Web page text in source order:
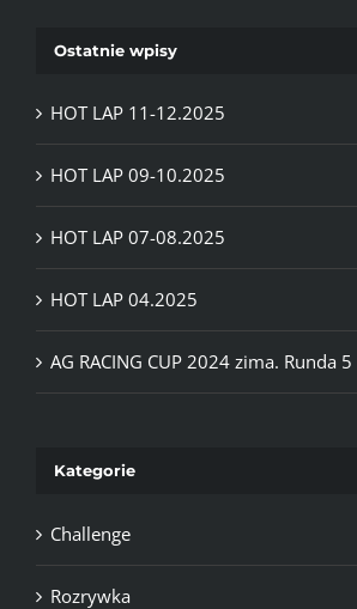
Ostatnie wpisy
HOT LAP 11-12.2025
HOT LAP 09-10.2025
HOT LAP 07-08.2025
HOT LAP 04.2025
AG RACING CUP 2024 zima. Runda 5
Kategorie
Challenge
Rozrywka